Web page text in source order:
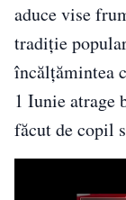
aduce vise
tradiție
încălțămintea
1 Iunie atrage
făcut de copil